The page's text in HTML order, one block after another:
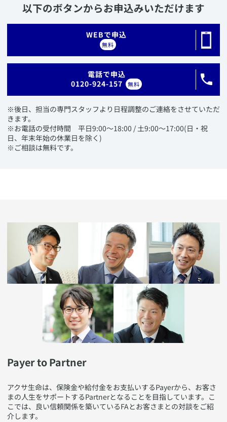
以下のボタンからお申込みいただけます
​WEBで申込
無料
​電話で申込
0120-924-157
無料
​※後日、担当の専門スタッフより日程調整のご連絡をさせていただ
きます。
※お電話の受付時間 平日9:00〜18:00 / 土9:00〜17:00(日・祝
日、年末年始の休業日を除く)
※ご相談は無料です。
​Payer to Partner
​アクサ生命は、保険金や給付金をお支払いするPayerから、お客さ
まの人生をサポートするPartnerとなることを目指しています。こ
こでは、良い信頼関係を築いているFAとお客さまとの対談をご紹
介します。